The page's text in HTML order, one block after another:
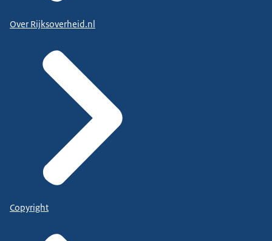
Over Rijksoverheid.nl
Copyright